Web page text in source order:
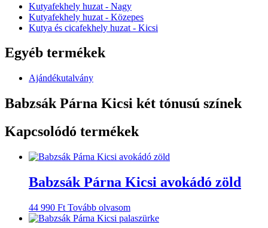
Kutyafekhely huzat - Nagy
Kutyafekhely huzat - Közepes
Kutya és cicafekhely huzat - Kicsi
Egyéb termékek
Ajándékutalvány
Babzsák Párna Kicsi két tónusú színek
Kapcsolódó termékek
Babzsák Párna Kicsi avokádó zöld
44 990 Ft Tovább olvasom